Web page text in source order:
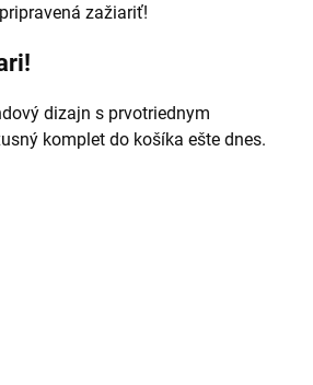
zažiariť!
dizajn s prvotriednym
komplet do košíka ešte dnes.